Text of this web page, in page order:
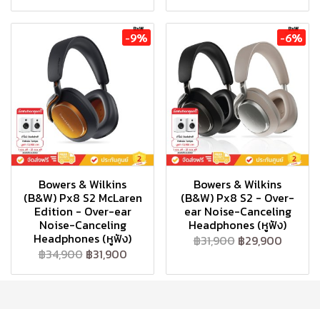
-9%
Bowers & Wilkins
(B&W) Px8 S2 McLaren
Edition - Over-ear
Noise-Canceling
Headphones (หูฟัง)
฿34,900 ฿31,900
-6%
Bowers & Wilkins
(B&W) Px8 S2 - Over-
ear Noise-Canceling
Headphones (หูฟัง)
฿31,900 ฿29,900